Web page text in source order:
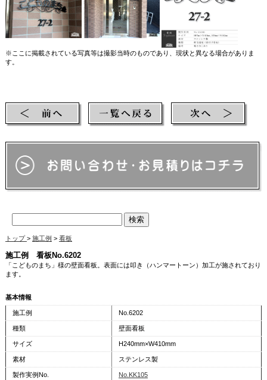
※ここに掲載されている写真等は撮影当時のものであり、現状と異なる場合がありま
す。
トップ> 施工例 > 看板
施工例 看板No.6202
「こどものまち」様の壁面看板。表面には叩き（ハンマートーン）加工が施されており
ます。
基本情報
施工例 No.6202
種類 壁面看板
サイズ H240mm×W410mm
素材 ステンレス製
製作実例No. No.KK105